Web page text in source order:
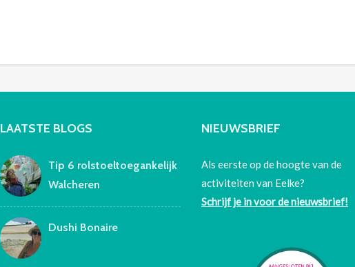
LAATSTE BLOGS
Tip 6 rolstoeltoegankelijk
Walcheren
Dushi Bonaire
NIEUWSBRIEF
Als eerste op de hoogte van de
activiteiten van Eelke?
Schrijf je in voor de nieuwsbrief!